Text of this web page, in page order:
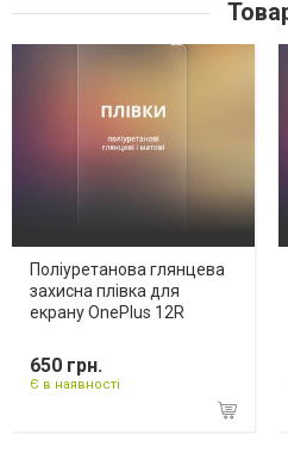
Поліуретанова глянцева
захисна плівка для
екрану OnePlus 12R
650 грн.
Є в наявності